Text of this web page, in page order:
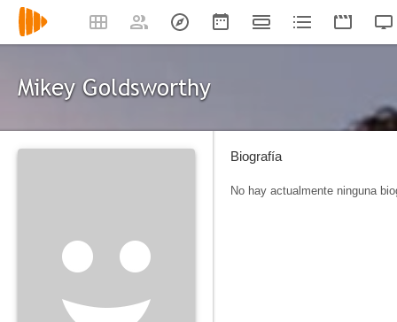
Mikey Goldsworthy
Biografía
No hay actualmente ninguna